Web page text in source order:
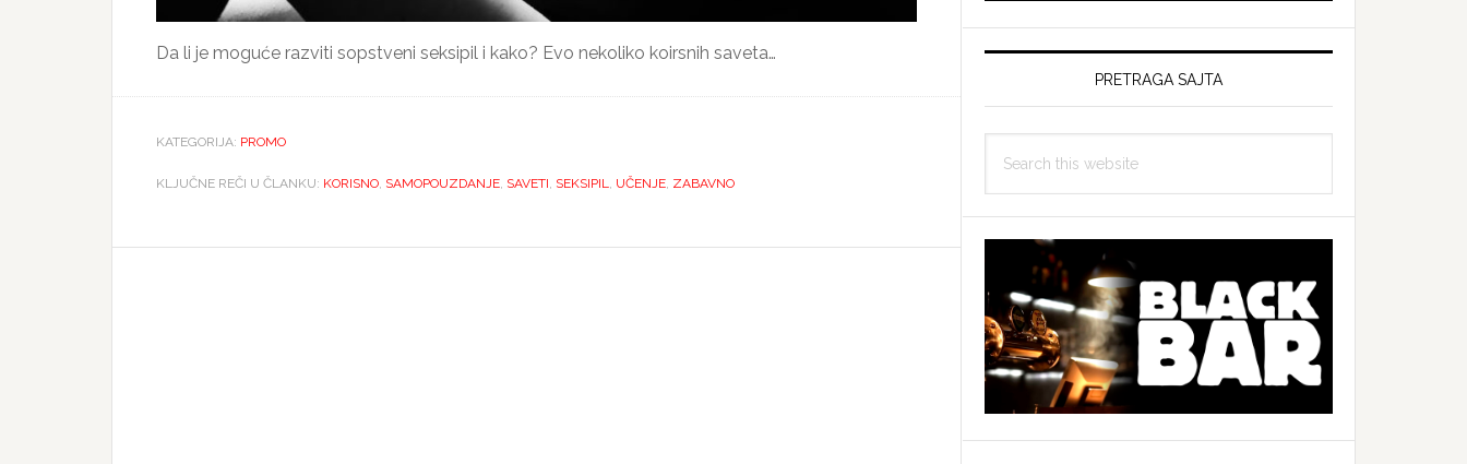
Da li je moguće razviti sopstveni seksipil i kako? Evo nekoliko koirsnih saveta…
KATEGORIJA: PROMO
KLJUČNE REČI U ČLANKU: KORISNO, SAMOPOUZDANJE, SAVETI, SEKSIPIL, UČENJE, ZABAVNO
PRETRAGA SAJTA
this